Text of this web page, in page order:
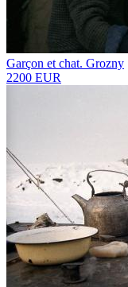
Garçon et chat. Grozny
2200 EUR